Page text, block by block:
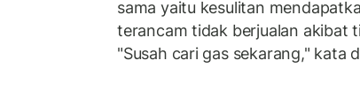
sama yaitu kesulitan
terancam tidak berjualan akibat
"Susah cari gas sekarang," kata